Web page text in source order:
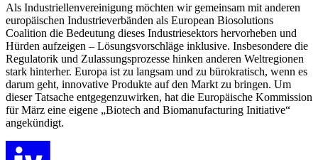
Als Industriellenvereinigung möchten wir gemeinsam mit anderen
europäischen Industrieverbänden als European Biosolutions
Coalition die Bedeutung dieses Industriesektors hervorheben und
Hürden aufzeigen – Lösungsvorschläge inklusive. Insbesondere die
Regulatorik und Zulassungsprozesse hinken anderen Weltregionen
stark hinterher. Europa ist zu langsam und zu bürokratisch, wenn es
darum geht, innovative Produkte auf den Markt zu bringen. Um
dieser Tatsache entgegenzuwirken, hat die Europäische Kommission
für März eine eigene „Biotech and Biomanufacturing Initiative“
angekündigt.